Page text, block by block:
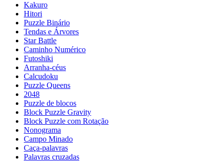
Kakuro
Hitori
Puzzle Binário
Tendas e Árvores
Star Battle
Caminho Numérico
Futoshiki
Arranha-céus
Calcudoku
Puzzle Queens
2048
Puzzle de blocos
Block Puzzle Gravity
Block Puzzle com Rotação
Nonograma
Campo Minado
Caça-palavras
Palavras cruzadas